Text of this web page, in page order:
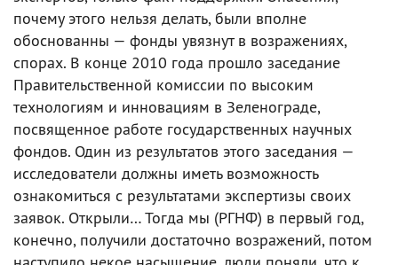
почему этого нельзя делать, были вполне
обоснованны — фонды увязнут в возражениях,
спорах. В конце 2010 года прошло заседание
Правительственной комиссии по высоким
технологиям и инновациям в Зеленограде,
посвященное работе государственных научных
фондов. Один из результатов этого заседания —
исследователи должны иметь возможность
ознакомиться с результатами экспертизы своих
заявок. Открыли… Тогда мы (РГНФ) в первый год,
конечно, получили достаточно возражений, потом